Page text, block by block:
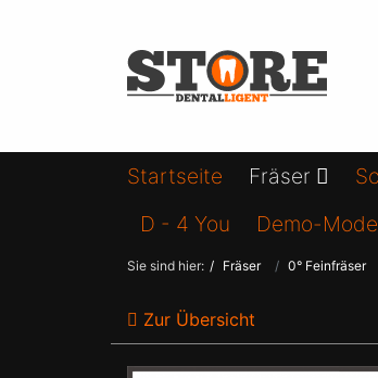
Startseite Fräser
D - 4 You
Demo-
Sie sind hier: Fräser 0° Feinfräser
Zur Übersicht